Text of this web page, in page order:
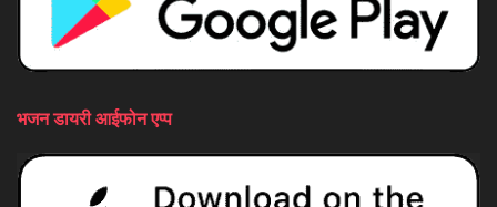
भजन डायरी आईफोन एप्प